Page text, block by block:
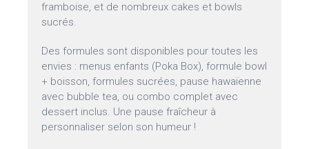
framboise, et de nombreux cakes et bowls
sucrés.
Des formules sont disponibles pour toutes les
envies : menus enfants (Poka Box), formule bowl
+ boisson, formules sucrées, pause hawaïenne
avec bubble tea, ou combo complet avec
dessert inclus. Une pause fraîcheur à
personnaliser selon son humeur !